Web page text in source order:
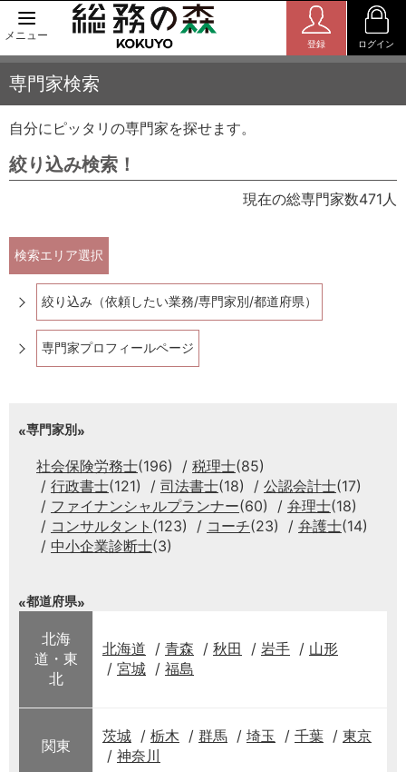
メニュー
登録 ログイン
専門家検索
自分にピッタリの専門家を探せます。
絞り込み検索！
現在の総専門家数471人
検索エリア選択
絞り込み（依頼したい業務/専門家別/都道府県）
専門家プロフィールページ
専門家別
社会保険労務士(196) 税理士(85)
行政書士(121) 司法書士(18) 公認会計士(17)
ファイナンシャルプランナー(60) 弁理士(18)
コンサルタント (123) コーチ(23) 弁護士(14)
中小企業診断士(3)
都道府県
北海
道・東
北
北海道 青森 秋田 岩手
山形
宮城
福島
関東
茨城 栃木 群馬 埼玉 千葉
東京
神奈川